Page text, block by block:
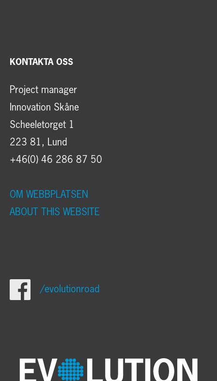
KONTAKTA OSS
Project manager
Innovation Skåne
Scheeletorget 1
223 81, Lund
+46(0) 46 286 87 50
OM WEBBPLATSEN
ABOUT THIS WEBSITE
/evolutionroad